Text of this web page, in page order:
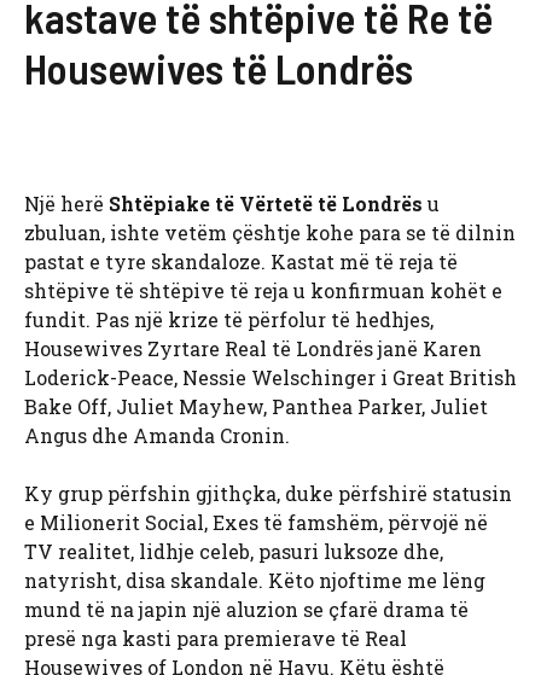
kastave të shtëpive të Re të
Housewives të Londrës
Një herë Shtëpiake të Vërtetë të Londrës u
zbuluan, ishte vetëm çështje kohe para se të dilnin
pastat e tyre skandaloze. Kastat më të reja të
shtëpive të shtëpive të reja u konfirmuan kohët e
fundit. Pas një krize të përfolur të hedhjes,
Housewives Zyrtare Real të Londrës janë Karen
Loderick-Peace, Nessie Welschinger i Great British
Bake Off, Juliet Mayhew, Panthea Parker, Juliet
Angus dhe Amanda Cronin.
Ky grup përfshin gjithçka, duke përfshirë statusin
e Milionerit Social, Exes të famshëm, përvojë në
TV realitet, lidhje celeb, pasuri luksoze dhe,
natyrisht, disa skandale. Këto njoftime me lëng
mund të na japin një aluzion se çfarë drama të
presë nga kasti para premierave të Real
Housewives of London në Hayu. Këtu është